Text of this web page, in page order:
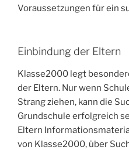
Voraussetzungen für ein
Einbindung der Eltern
Klasse2000 legt
der Eltern. Nur wenn
Strang ziehen, kann die
Grundschule erfolgreich
Eltern
von Klasse2000, über